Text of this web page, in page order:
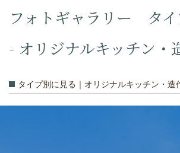
フォトギャラリー タイ
- オリジナルキッチン・
タイプ別に見る｜オリジナルキッチン・造